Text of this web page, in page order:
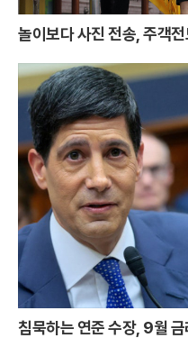
놀이보다 사진 전송, 주객
침묵하는 연준 수장, 9월